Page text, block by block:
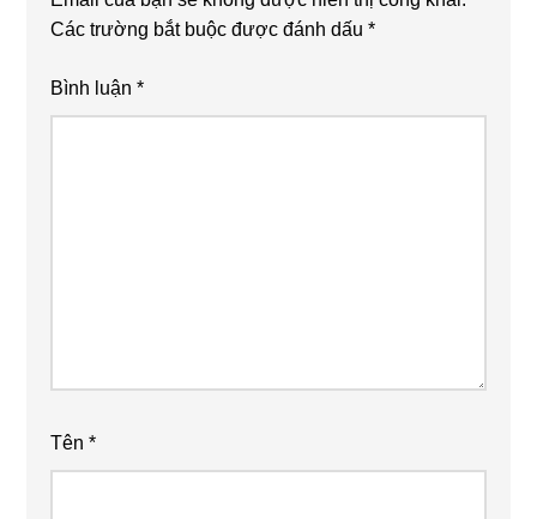
Các trường bắt buộc được đánh dấu*
Bình luận*
Tên*